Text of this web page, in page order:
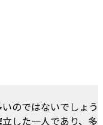
のではないでしょう
した一人であり、多